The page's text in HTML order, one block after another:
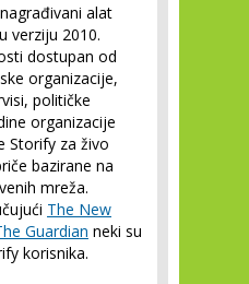
alat
verziju 2010.
dostupan od
organizacije,
političke
organizacije
Storify za živo
bazirane na
mreža.
The New
Guardian neki su
korisnika.